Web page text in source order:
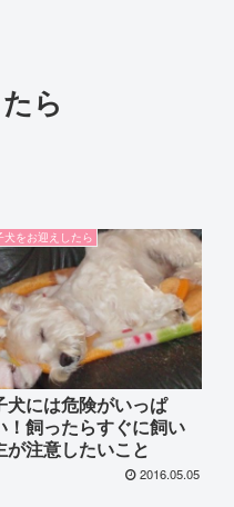
ら
犬をお迎えしたら
犬には危険がいっぱ
！飼ったらすぐに飼い
が注意したいこと
2016.05.05